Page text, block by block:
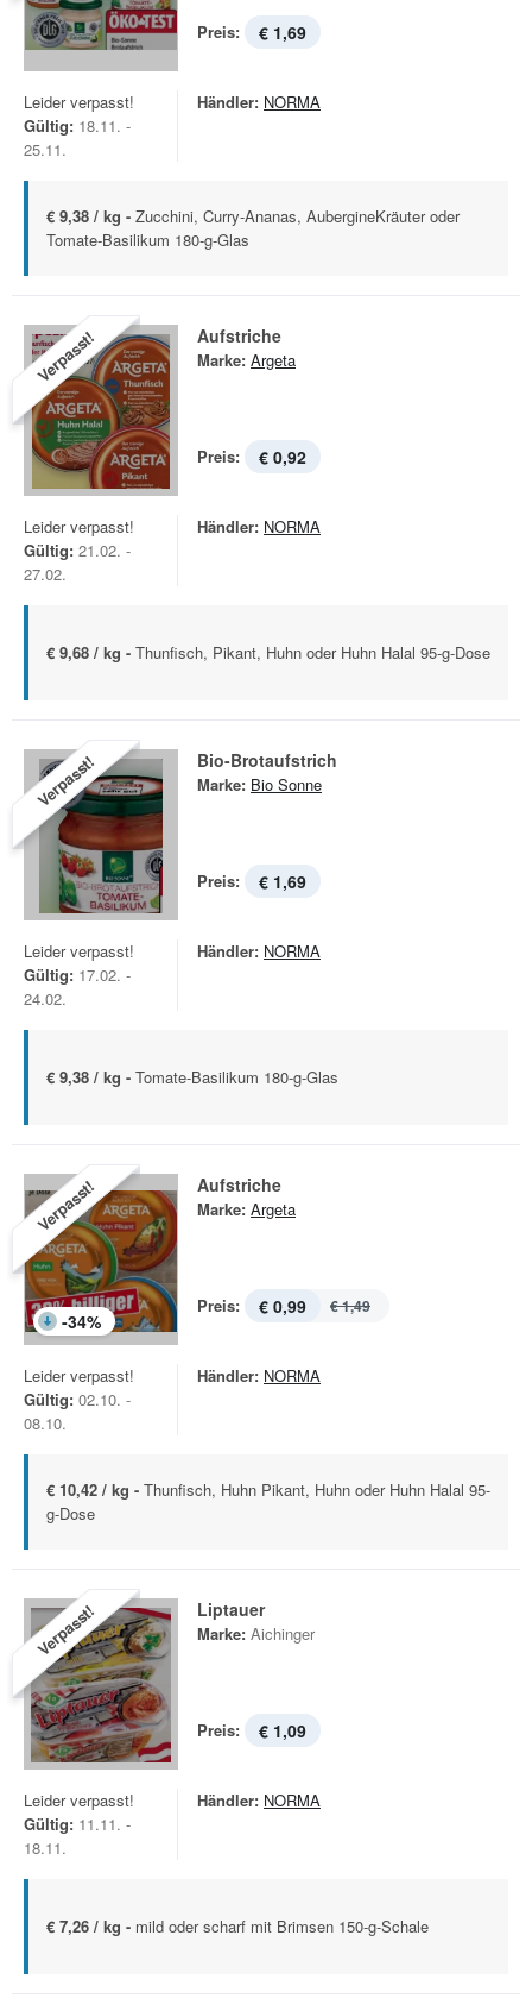
Preis: € 1,69
Leider verpasst!
Gültig: 18.11. -
25.11.
Händler: NORMA
€ 9,38 / kg - Zucchini, Curry-Ananas, AubergineKräuter oder
Tomate-Basilikum 180-g-Glas
Verpasst! Aufstriche
Marke: Argeta
Preis: € 0,92
Leider verpasst!
Gültig: 21.02. -
27.02.
Händler: NORMA
€ 9,68 / kg - Thunfisch, Pikant, Huhn oder Huhn Halal 95-g-Dose
Verpasst! Bio-Brotaufstrich
Marke: Bio Sonne
Preis: € 1,69
Leider verpasst!
Gültig: 17.02. -
24.02.
Händler: NORMA
€ 9,38 / kg - Tomate-Basilikum 180-g-Glas
Verpasst!
-34%
Aufstriche
Marke: Argeta
Preis: € 0,99 € 1,49
Leider verpasst!
Gültig: 02.10. -
08.10.
Händler: NORMA
€ 10,42 / kg - Thunfisch, Huhn Pikant, Huhn oder Huhn Halal 95-
g-Dose
Verpasst! Liptauer
Marke: Aichinger
Preis: € 1,09
Leider verpasst!
Gültig: 11.11. -
18.11.
Händler: NORMA
€ 7,26 / kg - mild oder scharf mit Brimsen 150-g-Schale